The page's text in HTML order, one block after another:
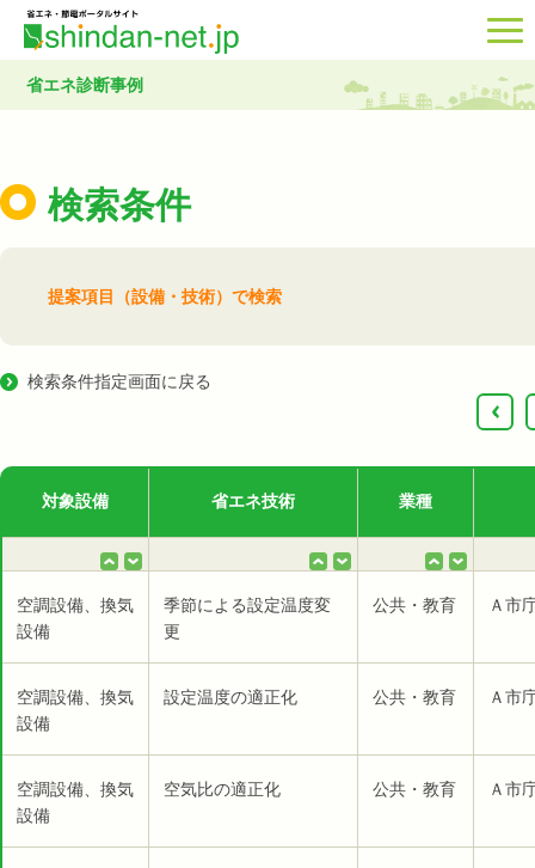
省エネ診断事例
検索条件
提案項目（設備・技術）で検索
検索条件指定画面に戻る
‹
対象設備 省エネ技術 業種
空調設備、換気
設備
季節による設定温度変
更
公共・教育 Ａ市
空調設備、換気
設備
設定温度の適正化 公共・教育 Ａ市
空調設備、換気
設備
空気比の適正化 公共・教育 Ａ市